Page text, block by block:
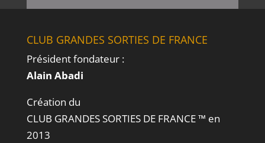
CLUB GRANDES SORTIES DE FRANCE
Président fondateur :
Alain Abadi
Création du
CLUB GRANDES SORTIES DE FRANCE ™ en
2013